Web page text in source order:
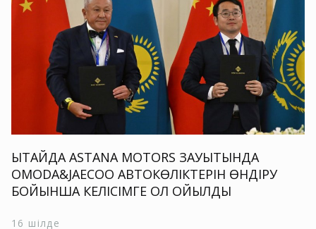
ҚЫТАЙДА ASTANA MOTORS ЗАУЫТЫНДА
OMODA&JAECOO АВТОКӨЛІКТЕРІН ӨНДІРУ
БОЙЫНША КЕЛІСІМГЕ ҚОЛ ҚОЙЫЛДЫ
16 шілде